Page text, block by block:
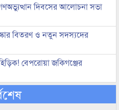
দিবসের আলোচনা সভা
বিতরণ ও নতুন সদস্যদের
বেপরোয়া জকিগঞ্জের